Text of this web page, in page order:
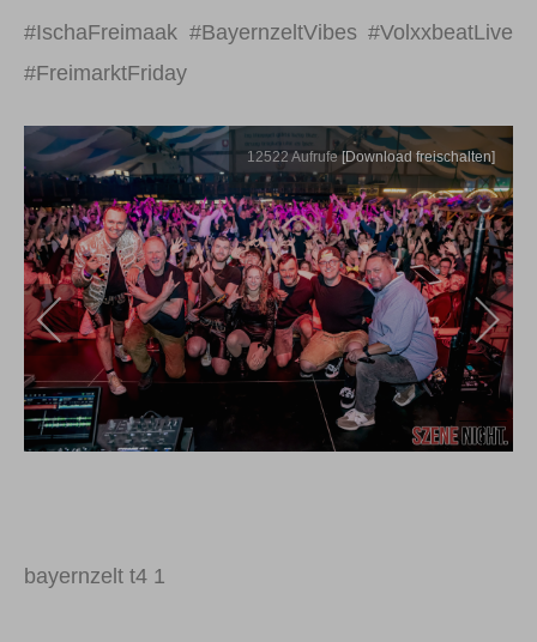
#IschaFreimaak #BayernzeltVibes #VolxxbeatLive
#FreimarktFriday
12522Aufrufe [Download freischalten]
bayernzelt t4 1